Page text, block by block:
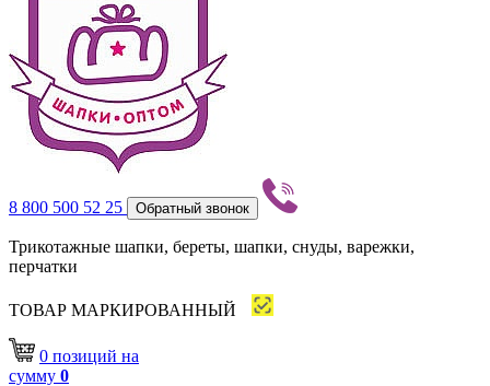
8 800 500 52 25 Обратный звонок
Трикотажные шапки, береты, шапки, снуды, варежки,
перчатки
ТОВАР МАРКИРОВАННЫЙ
0 позиций на
сумму 0